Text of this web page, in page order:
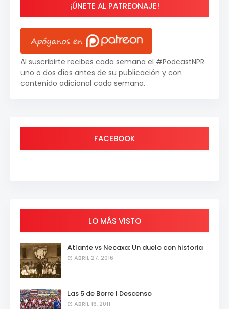
¡ÚNETE AL PATREONAJE!
Al suscribirte recibes cada semana el #PodcastNPR
uno o dos días antes de su publicación y con
contenido adicional cada semana.
FACEBOOK
LO MÁS VISTO
Atlante vs Necaxa: Un duelo con historia
ABRIL 27, 2016
Las 5 de Borre | Descenso
ABRIL 16, 2011